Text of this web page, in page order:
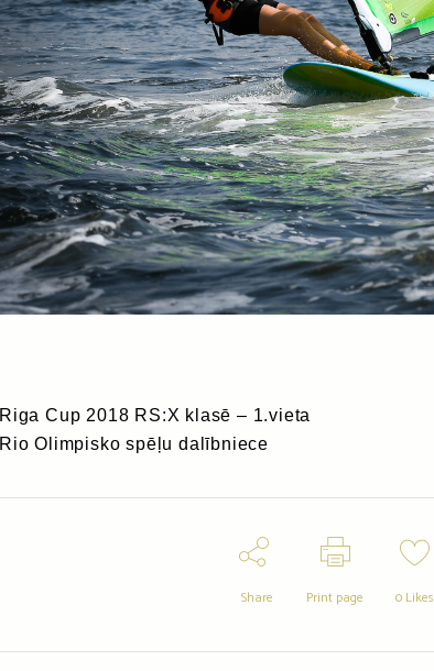
Riga Cup 2018 RS:X klasē – 1.vieta
Rio Olimpisko spēļu dalībniece
Share Print page 0 Likes